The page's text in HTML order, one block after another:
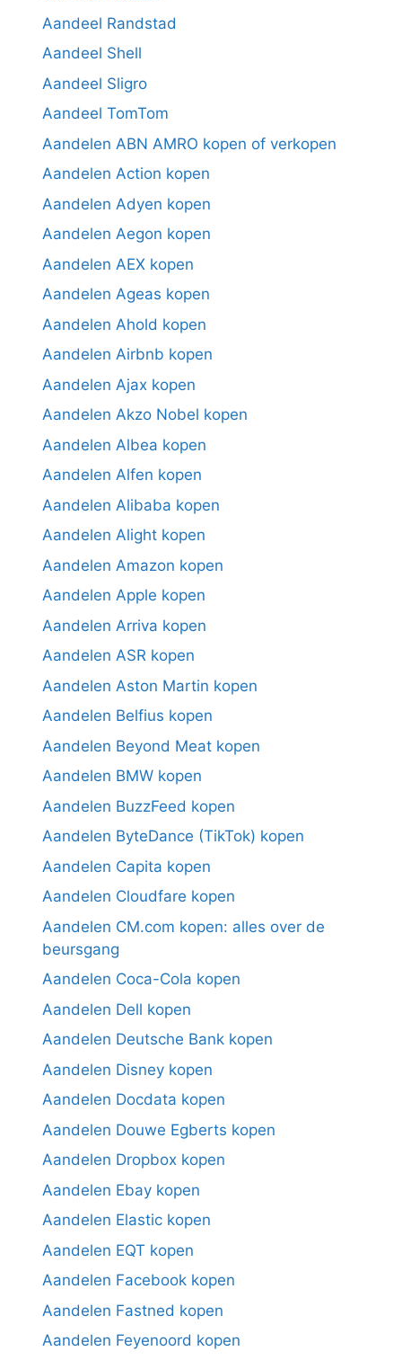
Aandeel Randstad
Aandeel Shell
Aandeel Sligro
Aandeel TomTom
Aandelen ABN AMRO kopen of verkopen
Aandelen Action kopen
Aandelen Adyen kopen
Aandelen Aegon kopen
Aandelen AEX kopen
Aandelen Ageas kopen
Aandelen Ahold kopen
Aandelen Airbnb kopen
Aandelen Ajax kopen
Aandelen Akzo Nobel kopen
Aandelen Albea kopen
Aandelen Alfen kopen
Aandelen Alibaba kopen
Aandelen Alight kopen
Aandelen Amazon kopen
Aandelen Apple kopen
Aandelen Arriva kopen
Aandelen ASR kopen
Aandelen Aston Martin kopen
Aandelen Belfius kopen
Aandelen Beyond Meat kopen
Aandelen BMW kopen
Aandelen BuzzFeed kopen
Aandelen ByteDance (TikTok) kopen
Aandelen Capita kopen
Aandelen Cloudfare kopen
Aandelen CM.com kopen: alles over de
beursgang
Aandelen Coca-Cola kopen
Aandelen Dell kopen
Aandelen Deutsche Bank kopen
Aandelen Disney kopen
Aandelen Docdata kopen
Aandelen Douwe Egberts kopen
Aandelen Dropbox kopen
Aandelen Ebay kopen
Aandelen Elastic kopen
Aandelen EQT kopen
Aandelen Facebook kopen
Aandelen Fastned kopen
Aandelen Feyenoord kopen